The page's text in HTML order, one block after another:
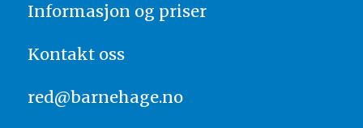
Informasjon og priser
Kontakt oss
red@barnehage.no